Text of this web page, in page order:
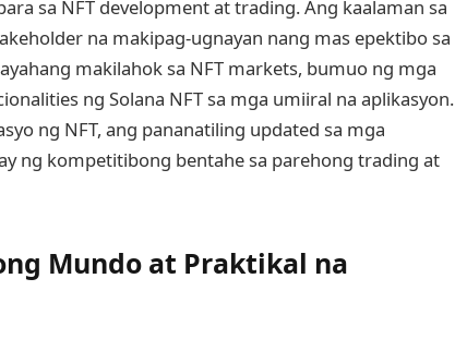
sa NFT development at trading. Ang kaalaman sa
na makipag-ugnayan nang mas epektibo sa
makilahok sa NFT markets, bumuo ng mga
ng Solana NFT sa mga umiiral na aplikasyon.
ng NFT, ang pananatiling updated sa mga
ng kompetitibong bentahe sa parehong trading at
Mundo at Praktikal na